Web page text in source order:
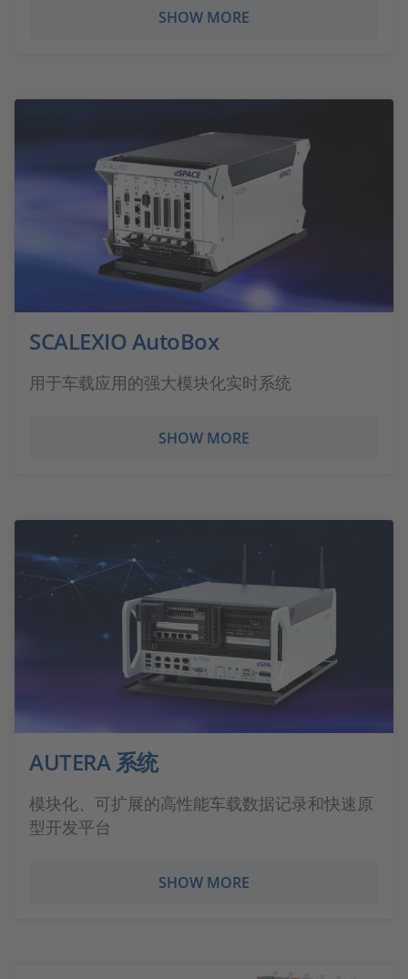
SHOW MORE
SCALEXIO AutoBox
用于车载应用的强大模块化实时系统
SHOW MORE
AUTERA 系统
模块化、可扩展的高性能车载数据记录和快速原
型开发平台
SHOW MORE